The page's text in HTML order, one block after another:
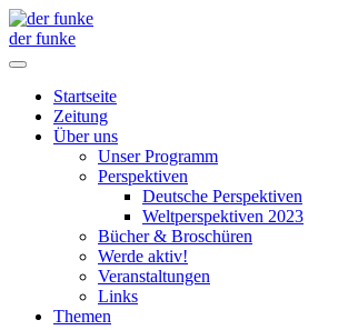
der funke
Startseite
Zeitung
Über uns
Unser Programm
Perspektiven
Deutsche Perspektiven
Weltperspektiven 2023
Bücher & Broschüren
Werde aktiv!
Veranstaltungen
Links
Themen